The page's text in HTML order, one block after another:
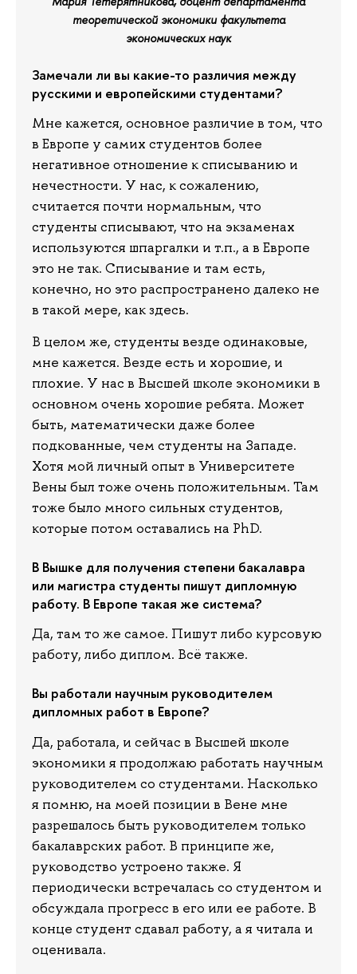
теоретической экономики факультета
экономических наук
Замечали ли вы какие-то различия между
русскими и европейскими студентами?
Мне кажется, основное различие в том, что
в Европе у самих студентов более
негативное отношение к списыванию и
нечестности. У нас, к сожалению,
считается почти нормальным, что
студенты списывают, что на экзаменах
используются шпаргалки и т.п., а в Европе
это не так. Списывание и там есть,
конечно, но это распространено далеко не
в такой мере, как здесь.
В целом же, студенты везде одинаковые,
мне кажется. Везде есть и хорошие, и
плохие. У нас в Высшей школе экономики в
основном очень хорошие ребята. Может
быть, математически даже более
подкованные, чем студенты на Западе.
Хотя мой личный опыт в Университете
Вены был тоже очень положительным. Там
тоже было много сильных студентов,
которые потом оставались на PhD.
В Вышке для получения степени бакалавра
или магистра студенты пишут дипломную
работу. В Европе такая же система?
Да, там то же самое. Пишут либо курсовую
работу, либо диплом. Всё также.
Вы работали научным руководителем
дипломных работ в Европе?
Да, работала, и сейчас в Высшей школе
экономики я продолжаю работать научным
руководителем со студентами. Насколько
я помню, на моей позиции в Вене мне
разрешалось быть руководителем только
бакалаврских работ. В принципе же,
руководство устроено также. Я
периодически встречалась со студентом и
обсуждала прогресс в его или ее работе. В
конце студент сдавал работу, а я читала и
оценивала.